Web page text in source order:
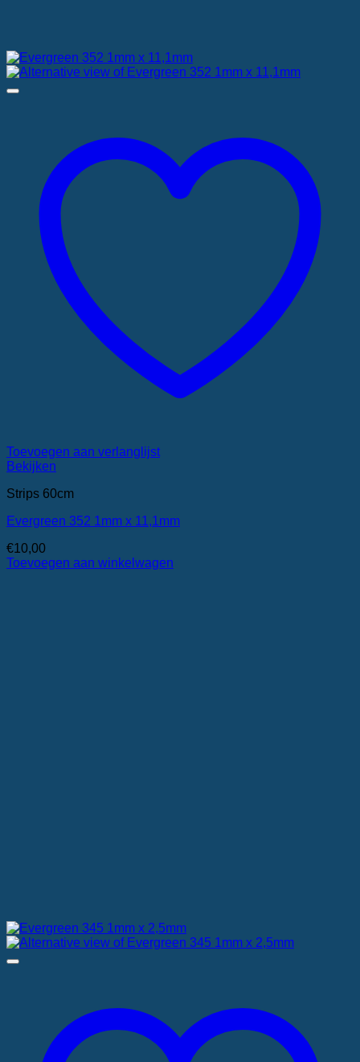
Toevoegen aan verlanglijst
Bekijken
Strips 60cm
Evergreen 352 1mm x 11,1mm
€10,00
Toevoegen aan winkelwagen